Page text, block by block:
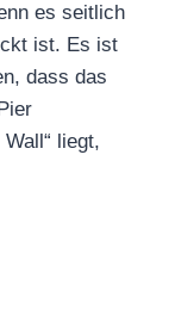
es seitlich
ist. Es ist
dass das
liegt,